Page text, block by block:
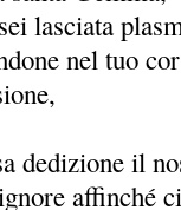
lasciata
nel tuo
dedizione il
affinché